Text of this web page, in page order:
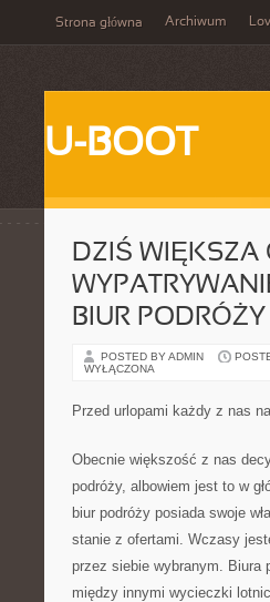
Strona główna Archiwum
U-BOOT
DZIŚ WIĘKSZA
BIUR PODRÓŻY
POSTED BY ADMIN
WYŁĄCZONA
Przed urlopami każdy z nas
Obecnie większość z nas
podróży, albowiem jest to w
biur podróży posiada swoje
stanie z ofertami. Wczasy
przez siebie wybranym. Biura
między innymi wycieczki